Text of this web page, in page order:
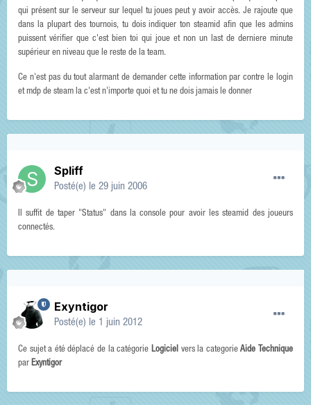
qui présent sur le serveur sur lequel tu joues peut y avoir accès. Je rajoute que
dans la plupart des tournois, tu dois indiquer ton steamid afin que les admins
puissent vérifier que c'est bien toi qui joue et non un last de derniere minute
supérieur en niveau que le reste de la team.
Ce n'est pas du tout alarmant de demander cette information par contre le login
et mdp de steam la c'est n'importe quoi et tu ne dois jamais le donner
Spliff
Posté(e) le 29 juin 2006
Il suffit de taper "Status" dans la console pour avoir les steamid des joueurs
connectés.
Exyntigor
Posté(e) le 1 juin 2012
Ce sujet a été déplacé de la catégorie Logicielvers la categorieAide Technique
par Exyntigor